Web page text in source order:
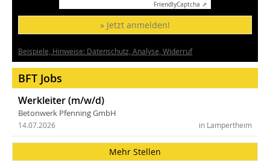
FriendlyCaptcha ⇗
» Jetzt anmelden!
Beispiele, Hinweise: Datenschutz, Analyse, Widerruf
BFT Jobs
Werkleiter (m/w/d)
Betonwerk Pfenning GmbH
in Lampertheim
14.07.2026
Mehr Stellen